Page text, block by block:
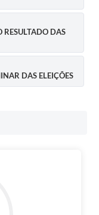
DAS
DAS ELEIÇÕES